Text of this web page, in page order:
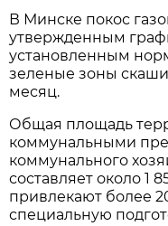
В Минске покос
утвержденным
установленным
зеленые зоны
месяц.
Общая площадь
коммунальными
коммунального
составляет около 1
привлекают более
специальную